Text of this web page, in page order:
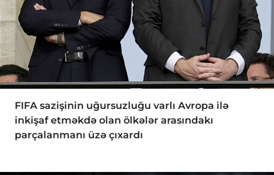
FIFA sazişinin uğursuzluğu varlı Avropa ilə
inkişaf etməkdə olan ölkələr arasındakı
parçalanmanı üzə çıxardı